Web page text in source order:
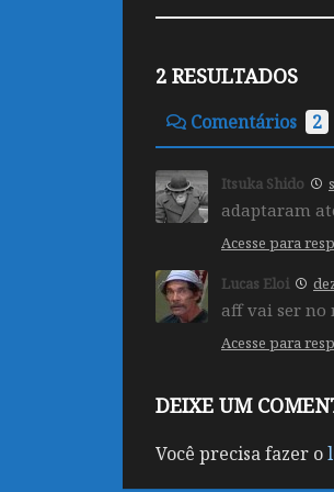
2 RESULTADOS
Comentários 2
Itsuka Shido
adaptaram
Acesse para
Lucas Eloi
aff vai ser no
Acesse para
DEIXE UM
Você precisa fazer o